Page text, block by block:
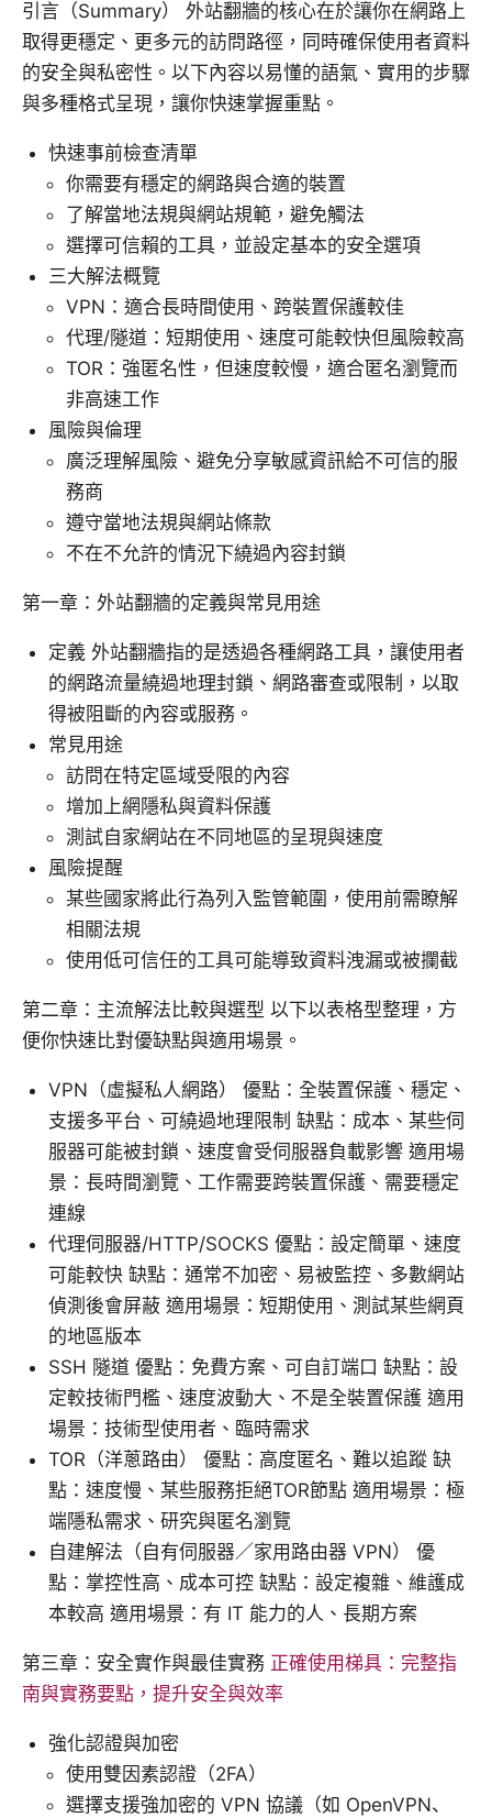
引言（Summary） 外站翻牆的核心在於讓你在網路上
取得更穩定、更多元的訪問路徑，同時確保使用者資料
的安全與私密性。以下內容以易懂的語氣、實用的步驟
與多種格式呈現，讓你快速掌握重點。
快速事前檢查清單
你需要有穩定的網路與合適的裝置
了解當地法規與網站規範，避免觸法
選擇可信賴的工具，並設定基本的安全選項
三大解法概覽
VPN：適合長時間使用、跨裝置保護較佳
代理/隧道：短期使用、速度可能較快但風險較高
TOR：強匿名性，但速度較慢，適合匿名瀏覽而
非高速工作
風險與倫理
廣泛理解風險、避免分享敏感資訊給不可信的服
務商
遵守當地法規與網站條款
不在不允許的情況下繞過內容封鎖
第一章：外站翻牆的定義與常見用途
定義 外站翻牆指的是透過各種網路工具，讓使用者
的網路流量繞過地理封鎖、網路審查或限制，以取
得被阻斷的內容或服務。
常見用途
訪問在特定區域受限的內容
增加上網隱私與資料保護
測試自家網站在不同地區的呈現與速度
風險提醒
某些國家將此行為列入監管範圍，使用前需瞭解
相關法規
使用低可信任的工具可能導致資料洩漏或被攔截
第二章：主流解法比較與選型 以下以表格型整理，方
便你快速比對優缺點與適用場景。
VPN（虛擬私人網路） 優點：全裝置保護、穩定、
支援多平台、可繞過地理限制 缺點：成本、某些伺
服器可能被封鎖、速度會受伺服器負載影響 適用場
景：長時間瀏覽、工作需要跨裝置保護、需要穩定
連線
代理伺服器/HTTP/SOCKS 優點：設定簡單、速度
可能較快 缺點：通常不加密、易被監控、多數網站
偵測後會屏蔽 適用場景：短期使用、測試某些網頁
的地區版本
SSH 隧道 優點：免費方案、可自訂端口 缺點：設
定較技術門檻、速度波動大、不是全裝置保護 適用
場景：技術型使用者、臨時需求
TOR（洋蔥路由） 優點：高度匿名、難以追蹤 缺
點：速度慢、某些服務拒絕TOR節點 適用場景：極
端隱私需求、研究與匿名瀏覽
自建解法（自有伺服器／家用路由器 VPN） 優
點：掌控性高、成本可控 缺點：設定複雜、維護成
本較高 適用場景：有 IT 能力的人、長期方案
第三章：安全實作與最佳實務 正確使用梯具：完整指
南與實務要點，提升安全與效率
強化認證與加密
使用雙因素認證（2FA）
選擇支援強加密的 VPN 協議（如 OpenVPN、